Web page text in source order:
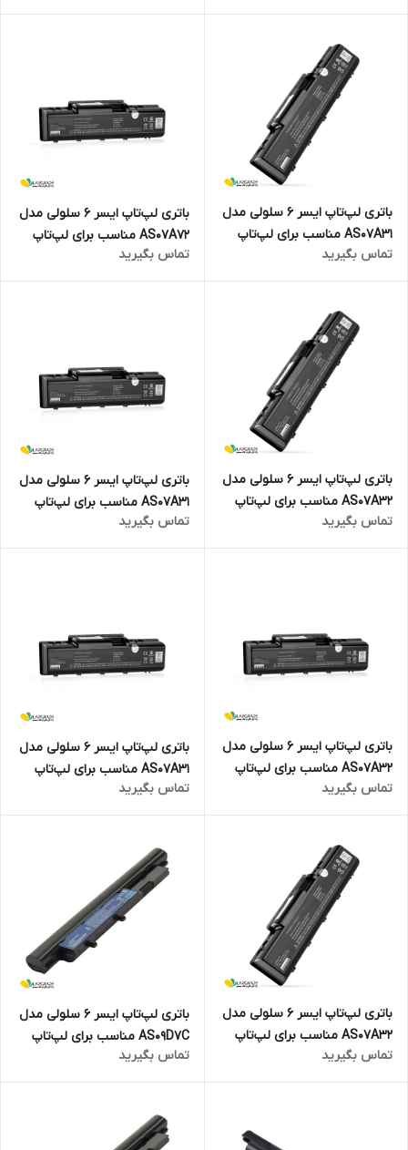
باتری لپ‌تاپ ایسر 6 سلولی مدل
AS07A31 مناسب برای لپ‌تاپ
Aspire 4720
تماس بگیرید
باتری لپ‌تاپ ایسر 6 سلولی مدل
AS07A72 مناسب برای لپ‌تاپ
Aspire 4710Z
تماس بگیرید
باتری لپ‌تاپ ایسر 6 سلولی مدل
AS07A32 مناسب برای لپ‌تاپ
Aspire 4920G
تماس بگیرید
باتری لپ‌تاپ ایسر 6 سلولی مدل
AS07A31 مناسب برای لپ‌تاپ
Aspire 4520
تماس بگیرید
باتری لپ‌تاپ ایسر 6 سلولی مدل
AS07A32 مناسب برای لپ‌تاپ
Aspire 4710G
تماس بگیرید
باتری لپ‌تاپ ایسر 6 سلولی مدل
AS07A31 مناسب برای لپ‌تاپ
Aspire 5738
تماس بگیرید
باتری لپ‌تاپ ایسر 6 سلولی مدل
AS07A32 مناسب برای لپ‌تاپ
Aspire 4710
تماس بگیرید
باتری لپ‌تاپ ایسر 6 سلولی مدل
AS09D7C مناسب برای لپ‌تاپ
TravelMate 8571
تماس بگیرید